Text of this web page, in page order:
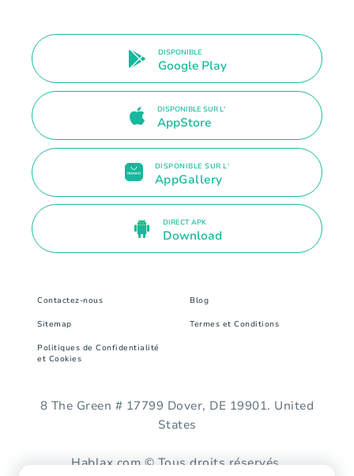
DISPONIBLE
Google Play
DISPONIBLE SUR L'
AppStore
DISPONIBLE SUR L'
AppGallery
DIRECT APK
Download
Contactez-nous Blog
Sitemap Termes et Conditions
Politiques de Confidentialité
et Cookies
8 The Green # 17799 Dover, DE 19901. United
States
Hablax.com © Tous droits réservés.